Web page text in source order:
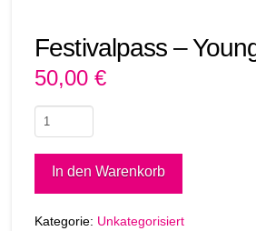
Festivalpass –
50,00€
Festivalpass
-
Young
Card
Menge
In den Warenkorb
Kategorie: Unkategorisiert